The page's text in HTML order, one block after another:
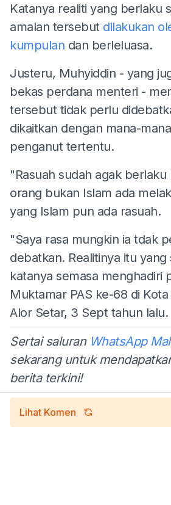
Katanya realiti yang berlaku
amalan tersebut dilakukan
kumpulan dan berleluasa.
Justeru, Muhyiddin - yang
bekas perdana menteri -
tersebut tidak perlu
dikaitkan dengan mana-
penganut tertentu.
"Rasuah sudah agak berlaku
orang bukan Islam ada
yang Islam pun ada rasuah.
"Saya rasa mungkin ia tdak
debatkan. Realitinya itu
katanya semasa menghadiri
Muktamar PAS ke-68 di
Alor Setar, 3 Sept tahun lalu.
Sertai saluran WhatsApp
sekarang untuk
berita terkini!
Lihat Komen